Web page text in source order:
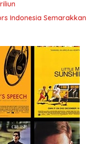
Indonesia Semarakkan